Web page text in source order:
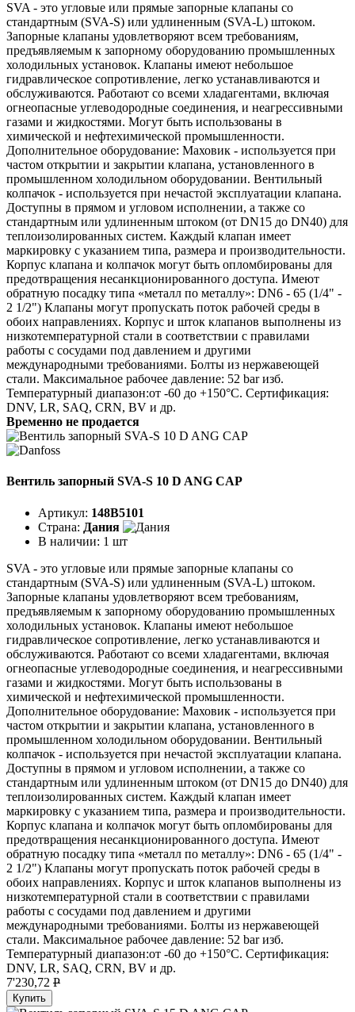
SVA - это угловые или прямые запорные клапаны со
стандартным (SVA-S) или удлиненным (SVA-L) штоком.
Запорные клапаны удовлетворяют всем требованиям,
предъявляемым к запорному оборудованию промышленных
холодильных установок. Клапаны имеют небольшое
гидравлическое сопротивление, легко устанавливаются и
обслуживаются. Работают со всеми хладагентами, включая
огнеопасные углеводородные соединения, и неагрессивными
газами и жидкостями. Могут быть использованы в
химической и нефтехимической промышленности.
Дополнительное оборудование: Маховик - используется при
частом открытии и закрытии клапана, установленного в
промышленном холодильном оборудовании. Вентильный
колпачок - используется при нечастой эксплуатации клапана.
Доступны в прямом и угловом исполнении, а также со
стандартным или удлиненным штоком (от DN15 до DN40) для
теплоизолированных систем. Каждый клапан имеет
маркировку с указанием типа, размера и производительности.
Корпус клапана и колпачок могут быть опломбированы для
предотвращения несанкционированного доступа. Имеют
обратную посадку типа «металл по металлу»: DN6 - 65 (1/4" -
2 1/2") Клапаны могут пропускать поток рабочей среды в
обоих направлениях. Корпус и шток клапанов выполнены из
низкотемпературной стали в соответствии с правилами
работы с сосудами под давлением и другими
международными требованиями. Болты из нержавеющей
стали. Максимальное рабочее давление: 52 bar изб.
Температурный диапазон:от -60 до +150°C. Сертификация:
DNV, LR, SAQ, CRN, BV и др.
Временно не продается
Вентиль запорный SVA-S 10 D ANG CAP
Артикул: 148B5101
Страна: Дания
В наличии: 1 шт
SVA - это угловые или прямые запорные клапаны со
стандартным (SVA-S) или удлиненным (SVA-L) штоком.
Запорные клапаны удовлетворяют всем требованиям,
предъявляемым к запорному оборудованию промышленных
холодильных установок. Клапаны имеют небольшое
гидравлическое сопротивление, легко устанавливаются и
обслуживаются. Работают со всеми хладагентами, включая
огнеопасные углеводородные соединения, и неагрессивными
газами и жидкостями. Могут быть использованы в
химической и нефтехимической промышленности.
Дополнительное оборудование: Маховик - используется при
частом открытии и закрытии клапана, установленного в
промышленном холодильном оборудовании. Вентильный
колпачок - используется при нечастой эксплуатации клапана.
Доступны в прямом и угловом исполнении, а также со
стандартным или удлиненным штоком (от DN15 до DN40) для
теплоизолированных систем. Каждый клапан имеет
маркировку с указанием типа, размера и производительности.
Корпус клапана и колпачок могут быть опломбированы для
предотвращения несанкционированного доступа. Имеют
обратную посадку типа «металл по металлу»: DN6 - 65 (1/4" -
2 1/2") Клапаны могут пропускать поток рабочей среды в
обоих направлениях. Корпус и шток клапанов выполнены из
низкотемпературной стали в соответствии с правилами
работы с сосудами под давлением и другими
международными требованиями. Болты из нержавеющей
стали. Максимальное рабочее давление: 52 bar изб.
Температурный диапазон:от -60 до +150°C. Сертификация:
DNV, LR, SAQ, CRN, BV и др.
7'230,72 P
Купить